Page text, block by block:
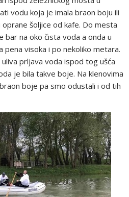
vodu koja je imala braon boju ili
šoljice od kafe. Do mesta
bar na oko čista voda a onda u
pena visoka i po nekoliko metara.
prljava voda ispod tog ušća
je bila takve boje. Na klenovima
boje pa smo odustali i od tih